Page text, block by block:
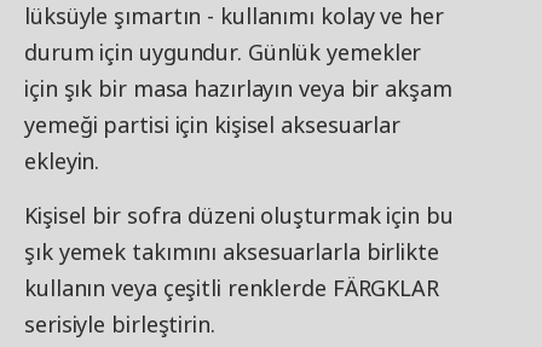
lüksüyle şımartın - kullanımı kolay ve her
durum için uygundur. Günlük yemekler
için şık bir masa hazırlayın veya bir akşam
yemeği partisi için kişisel aksesuarlar
ekleyin.
Kişisel bir sofra düzeni oluşturmak için bu
şık yemek takımını aksesuarlarla birlikte
kullanın veya çeşitli renklerde FÄRGKLAR
serisiyle birleştirin.